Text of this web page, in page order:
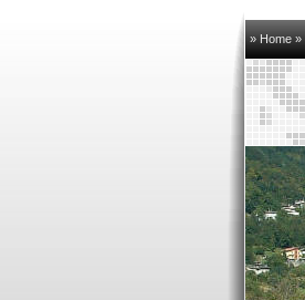
» Home »